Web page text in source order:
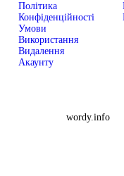
Політика
Конфіденційності
Умови
Використання
Видалення
Акаунту
wordy.info